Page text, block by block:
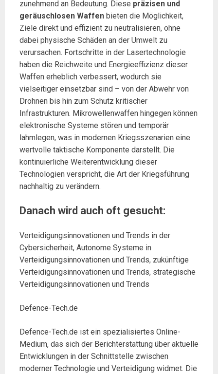
zunehmend an Bedeutung. Diese präzisen und
geräuschlosen Waffen bieten die Möglichkeit,
Ziele direkt und effizient zu neutralisieren, ohne
dabei physische Schäden an der Umwelt zu
verursachen. Fortschritte in der Lasertechnologie
haben die Reichweite und Energieeffizienz dieser
Waffen erheblich verbessert, wodurch sie
vielseitiger einsetzbar sind – von der Abwehr von
Drohnen bis hin zum Schutz kritischer
Infrastrukturen. Mikrowellenwaffen hingegen können
elektronische Systeme stören und temporär
lahmlegen, was in modernen Kriegsszenarien eine
wertvolle taktische Komponente darstellt. Die
kontinuierliche Weiterentwicklung dieser
Technologien verspricht, die Art der Kriegsführung
nachhaltig zu verändern.
Danach wird auch oft gesucht:
Verteidigungsinnovationen und Trends in der
Cybersicherheit, Autonome Systeme in
Verteidigungsinnovationen und Trends, zukünftige
Verteidigungsinnovationen und Trends, strategische
Verteidigungsinnovationen und Trends
Defence-Tech.de
Defence-Tech.de ist ein spezialisiertes Online-
Medium, das sich der Berichterstattung über aktuelle
Entwicklungen in der Schnittstelle zwischen
moderner Technologie und Verteidigung widmet. Die